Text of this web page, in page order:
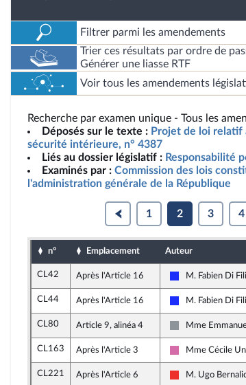
Filtrer parmi les amendements
Trier ces résultats par ordre de
Générer une liasse RTF
Voir tous les amendements
Recherche par examen unique - Tous les
Déposés sur le texte : Projet de loi relatif
sécurité intérieure, n° 4387
Liés au dossier législatif : Responsabilité
Examinés par : Commission des lois
l'administration générale de la République
1 2 3 4
n° Emplacement Auteur
CL42 Après l'Article 16
Les Républicains
M. Fabien Di
CL44 Après l'Article 16
Les Républicains
M. Fabien Di
CL80 Article 9, alinéa 4
Non inscrit
Mme
CL163 Après l'Article 3
Socialistes et
Mme Cécile
CL221 Après l'Article 6
La France
M. Ugo